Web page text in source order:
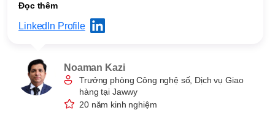
Đọc thêm
LinkedIn Profile
Noaman Kazi
Trưởng phòng Công nghệ số, Dịch vụ Giao
hàng tại Jawwy
20 năm kinh nghiệm